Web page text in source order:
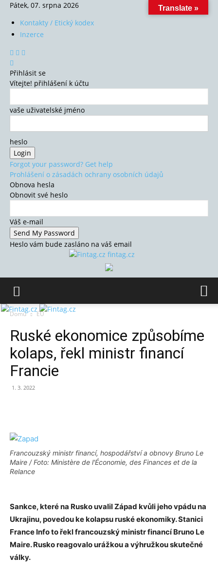
Pátek, 07. srpna 2026
Kontakty / Etický kodex
Inzerce
Přihlásit se
Vítejte! přihlášení k účtu
vaše uživatelské jméno
heslo
Forgot your password? Get help
Prohlášení o zásadách ochrany osobních údajů
Obnova hesla
Obnovit své heslo
Váš e-mail
Heslo vám bude zasláno na váš email
fintag.cz
Domů EU
Ruské ekonomice způsobíme
kolaps, řekl ministr financí
Francie
1. 3. 2022
Francouzský ministr financí, hospodářství a obnovy Bruno Le
Maire / Foto: Ministère de l'Économie, des Finances et de la
Relance
Sankce, které na Rusko uvalil Západ kvůli jeho vpádu na
Ukrajinu, povedou ke kolapsu ruské ekonomiky. Stanici
France Info to řekl francouzský ministr financí Bruno Le
Maire. Rusko reagovalo urážkou a výhružkou skutečné
války.
Translate »